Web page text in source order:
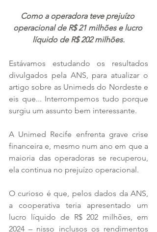
Como a operadora teve prejuízo
operacional de R$ 21 milhões e lucro
líquido de R$ 202 milhões.
Estávamos estudando os resultados
divulgados pela ANS, para atualizar o
artigo sobre as Unimeds do Nordeste e
eis que... Interrompemos tudo porque
surgiu um assunto bem interessante.
A Unimed Recife enfrenta grave crise
financeira e, mesmo num ano em que a
maioria das operadoras se recuperou,
ela continua no prejuízo operacional.
O curioso é que, pelos dados da ANS,
a cooperativa teria apresentado um
lucro líquido de R$ 202 milhões, em
2024 – nisso inclusos os rendimentos